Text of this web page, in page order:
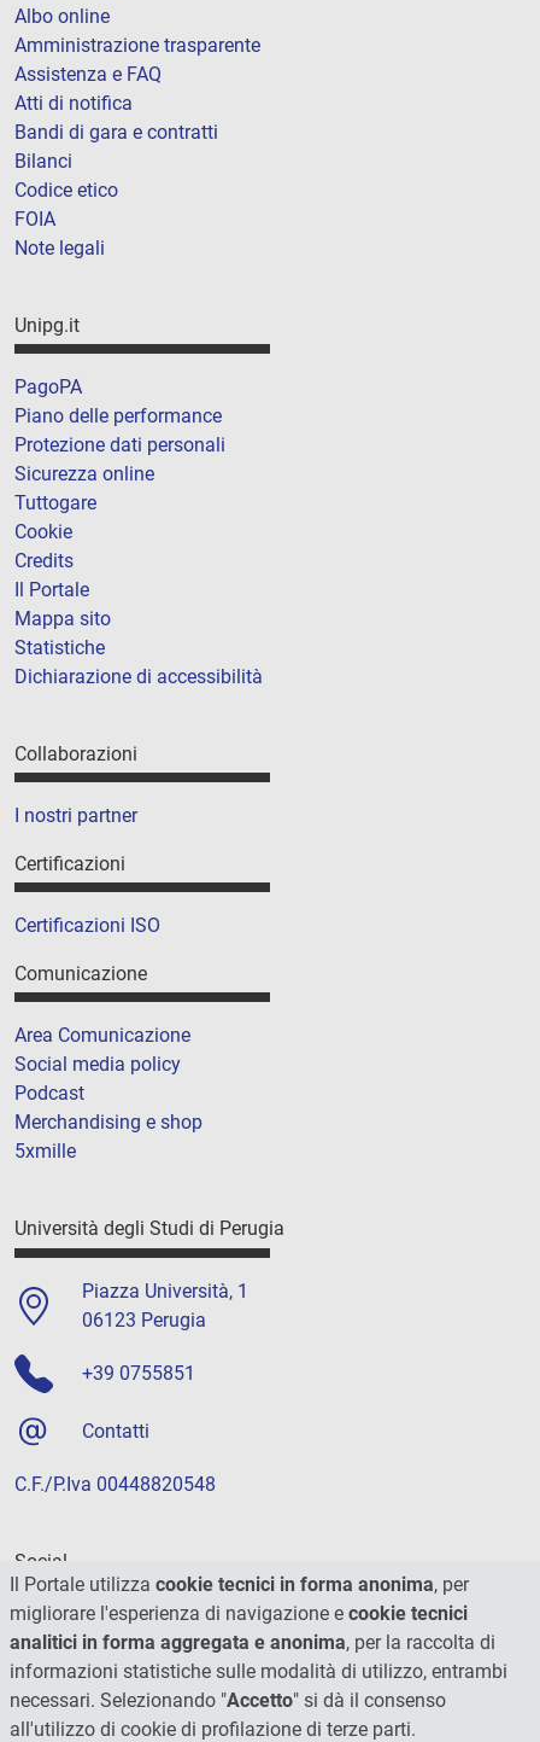
Albo online
Amministrazione trasparente
Assistenza e FAQ
Atti di notifica
Bandi di gara e contratti
Bilanci
Codice etico
FOIA
Note legali
Unipg.it
PagoPA
Piano delle performance
Protezione dati personali
Sicurezza online
Tuttogare
Cookie
Credits
Il Portale
Mappa sito
Statistiche
Dichiarazione di accessibilità
Collaborazioni
I nostri partner
Certificazioni
Certificazioni ISO
Comunicazione
Area Comunicazione
Social media policy
Podcast
Merchandising e shop
5xmille
Università degli Studi di Perugia
Piazza Università, 1
06123 Perugia
+39 0755851
Contatti
C.F./P.Iva 00448820548
Social
Il Portale utilizza cookie tecnici in forma anonima, per
migliorare l'esperienza di navigazione e cookie tecnici
analitici in forma aggregata e anonima, per la raccolta di
informazioni statistiche sulle modalità di utilizzo, entrambi
necessari. Selezionando "Accetto" si dà il consenso
all'utilizzo di cookie di profilazione di terze parti.